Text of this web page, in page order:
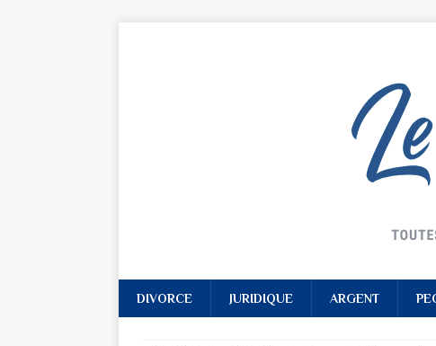
DIVORCE JURIDIQUE ARGENT